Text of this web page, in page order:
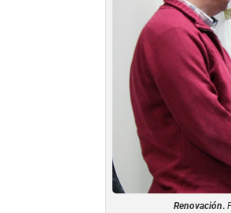
Renovación.